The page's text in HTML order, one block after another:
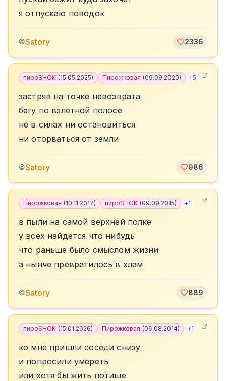
я отпускаю поводок
©Satory 2336
пироSHOK (15.05.2025) Пирожковая (09.09.2020) +5
застряв на точке невозврата
бегу по взлетной полосе
не в силах ни остановиться
ни оторваться от земли
©Satory 986
Пирожковая (10.11.2017) пироSHOK (09.09.2015) +1
в пыли на самой верхней полке
у всех найдется что нибудь
что раньше было смыслом жизни
а нынче превратилось в хлам
©Satory 889
пироSHOK (15.01.2026) Пирожковая (06.08.2014) +1
ко мне пришли соседи снизу
и попросили умереть
или хотя бы жить потише